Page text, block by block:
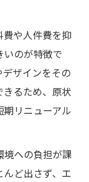
新常識
と安全性
の新常識
住空間
クロスメイ
健康的な
イクのメリ
や人件費を抑
いのが特徴で
ザインをその
るため、原状
リニューアル
境への負担が課
ど出さず、エ